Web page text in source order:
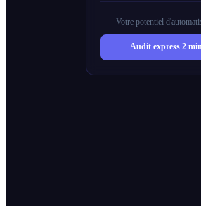
Votre potentiel
Audit express 2